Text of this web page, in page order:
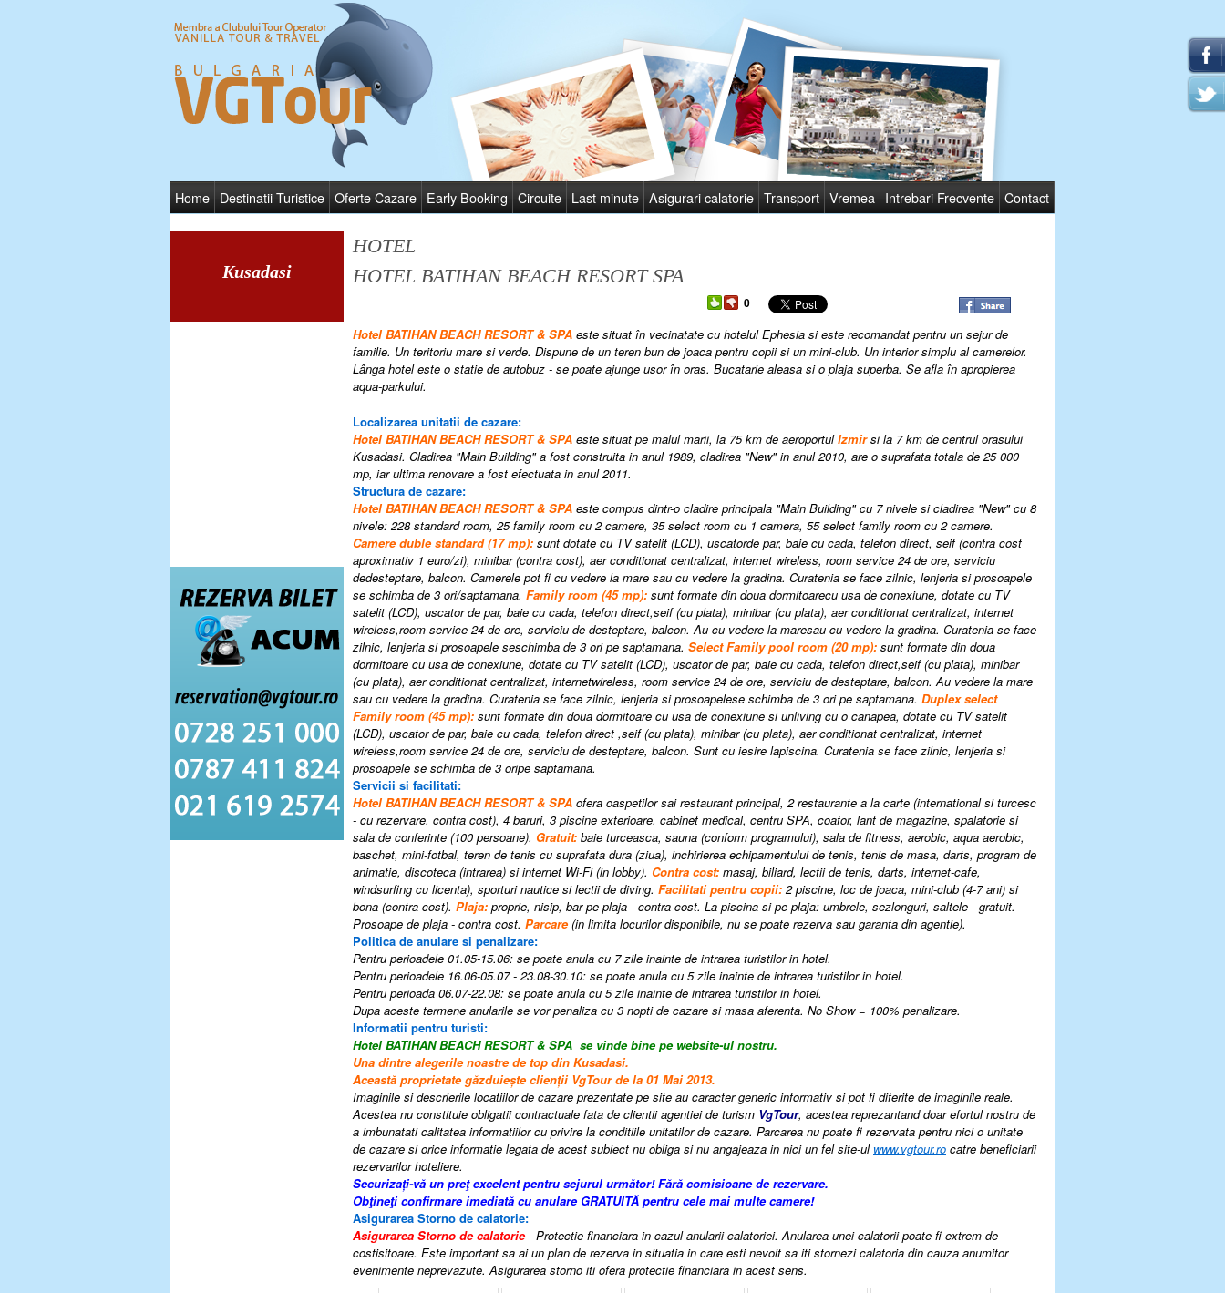
Home Destinatii Turistice Oferte Cazare Early Booking Circuite Last minute Asigurari calatorie Transport Vremea Intrebari Frecvente Contact
Kusadasi
HOTEL
HOTEL BATIHAN BEACH RESORT SPA
0
Hotel BATIHAN BEACH RESORT & SPA este situat în vecinatate cu hotelul Ephesia si este recomandat pentru un sejur de
familie. Un teritoriu mare si verde. Dispune de un teren bun de joaca pentru copii si un mini-club. Un interior simplu al camerelor.
Lânga hotel este o statie de autobuz - se poate ajunge usor în oras. Bucatarie aleasa si o plaja superba. Se afla în apropierea
aqua-parkului.
Localizarea unitatii de cazare:
Hotel BATIHAN BEACH RESORT & SPA este situat pe malul marii, la 75 km de aeroportulIzmirsi la 7 km de centrul orasului
Kusadasi. Cladirea "Main Building" a fost construita in anul 1989, cladirea "New" in anul 2010, are o suprafata totala de 25 000
mp, iar ultima renovare a fost efectuata in anul 2011.
Structura de cazare:
Hotel BATIHAN BEACH RESORT & SPA este compus dintr-o cladire principala "Main Building" cu 7 nivele si cladirea "New" cu 8
nivele: 228 standard room, 25 family room cu 2 camere, 35 select room cu 1 camera, 55 select family room cu 2 camere.
Camere duble standard (17 mp): sunt dotate cu TV satelit (LCD), uscatorde par, baie cu cada, telefon direct, seif (contra cost
aproximativ 1 euro/zi), minibar (contra cost), aer conditionat centralizat, internet wireless, room service 24 de ore, serviciu
dedesteptare, balcon. Camerele pot fi cu vedere la mare sau cu vedere la gradina. Curatenia se face zilnic, lenjeria si prosoapele
se schimba de 3 ori/saptamana. Family room (45 mp): sunt formate din doua dormitoarecu usa de conexiune, dotate cu TV
satelit (LCD), uscator de par, baie cu cada, telefon direct,seif (cu plata), minibar (cu plata), aer conditionat centralizat, internet
wireless,room service 24 de ore, serviciu de desteptare, balcon. Au cu vedere la maresau cu vedere la gradina. Curatenia se face
zilnic, lenjeria si prosoapele seschimba de 3 ori pe saptamana. Select Familypool room (20 mp): sunt formate din doua
dormitoare cu usa de conexiune, dotate cu TV satelit (LCD), uscator de par, baie cu cada, telefon direct,seif (cu plata), minibar
(cu plata), aer conditionat centralizat, internetwireless, room service 24 de ore, serviciu de desteptare, balcon. Au vedere la mare
sau cu vedere la gradina. Curatenia se face zilnic, lenjeria si prosoapelese schimba de 3 ori pe saptamana. Duplex select
Family room (45 mp): sunt formate din doua dormitoare cu usa de conexiune si unliving cu o canapea, dotate cu TV satelit
(LCD), uscator de par, baie cu cada, telefon direct ,seif (cu plata), minibar (cu plata), aer conditionat centralizat, internet
wireless,room service 24 de ore, serviciu de desteptare, balcon. Sunt cu iesire lapiscina. Curatenia se face zilnic, lenjeria si
prosoapele se schimba de 3 oripe saptamana.
Servicii si facilitati:
Hotel BATIHAN BEACH RESORT & SPA ofera oaspetilor sai restaurant principal, 2 restaurante a la carte (international si turcesc
- cu rezervare, contra cost), 4 baruri, 3 piscine exterioare, cabinet medical, centru SPA, coafor, lant de magazine, spalatorie si
sala de conferinte (100 persoane). Gratuit: baie turceasca, sauna (conform programului), sala de fitness, aerobic, aqua aerobic,
baschet, mini-fotbal, teren de tenis cu suprafata dura (ziua), inchirierea echipamentului de tenis, tenis de masa, darts, program de
animatie, discoteca (intrarea) si internet Wi-Fi (in lobby). Contra cost: masaj, biliard, lectii de tenis, darts, internet-cafe,
windsurfing cu licenta), sporturi nautice si lectii de diving. Facilitati pentru copii: 2 piscine, loc de joaca, mini-club (4-7 ani) si
bona (contra cost). Plaja: proprie, nisip, bar pe plaja - contra cost. La piscina si pe plaja: umbrele, sezlonguri, saltele - gratuit.
Prosoape de plaja - contra cost. Parcare(in limita locurilor disponibile, nu se poate rezerva sau garanta din agentie).
Politica de anulare si penalizare:
Pentru perioadele 01.05-15.06: se poate anula cu 7 zile inainte de intrarea turistilor in hotel.
Pentru perioadele 16.06-05.07 - 23.08-30.10: se poate anula cu 5 zile inainte de intrarea turistilor in hotel.
Pentru perioada 06.07-22.08: se poate anula cu 5 zile inainte de intrarea turistilor in hotel.
Dupa aceste termene anularile se vor penaliza cu 3 nopti de cazare si masa aferenta. No Show = 100% penalizare.
Informatii pentru turisti:
Hotel BATIHAN BEACH RESORT & SPA se vinde bine pe website-ul nostru.
Una dintre alegerile noastre de top din Kusadasi.
Această proprietate găzduiește clienții VgTour de la 01 Mai 2013.
Imaginile si descrierile locatiilor de cazare prezentate pe site au caracter generic informativ si pot fi diferite de imaginile reale.
Acestea nu constituie obligatii contractuale fata de clientii agentiei de turism VgTour, acestea reprezantand doar efortul nostru de
a imbunatati calitatea informatiilor cu privire la conditiile unitatilor de cazare. Parcarea nu poate fi rezervata pentru nici o unitate
de cazare si orice informatie legata de acest subiect nu obliga si nu angajeaza in nici un fel site-ul www.vgtour.ro catre beneficiarii
rezervarilor hoteliere.
Securizați-vă un preţ excelent pentru sejurul următor! Fără comisioane de rezervare.
Obţineţi confirmare imediată cu anulare GRATUITĂ pentru cele mai multe camere!
Asigurarea Storno de calatorie:
Asigurarea Storno de calatorie- Protectie financiara in cazul anularii calatoriei. Anularea unei calatorii poate fi extrem de
costisitoare. Este important sa ai un plan de rezerva in situatia in care esti nevoit sa iti stornezi calatoria din cauza anumitor
evenimente neprevazute. Asigurarea storno iti ofera protectie financiara in acest sens.